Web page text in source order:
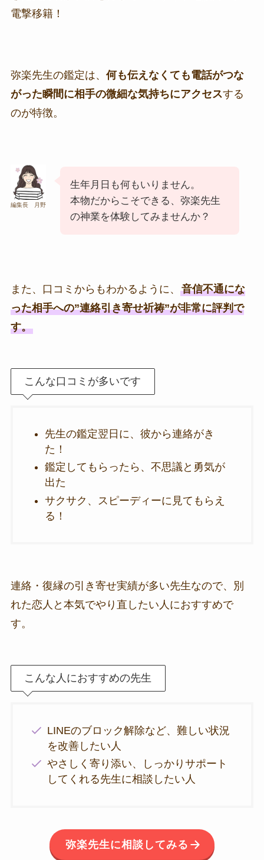
電撃移籍！
弥楽先生の鑑定は、 何も伝えなくても電話がつな
がった瞬間に相手の微細な気持ちにアクセスする
のが特徴。
編集長 月野
生年月日も何もいりません。
本物だからこそできる、弥楽先生
の神業を体験してみませんか？
また、口コミからもわかるように、 音信不通にな
った相手への”連絡引き寄せ祈祷”が非常に評判で
す。
こんな口コミが多いです
先生の鑑定翌日に、彼から連絡がき
た！
鑑定してもらったら、不思議と勇気が
出た
サクサク、スピーディーに見てもらえ
る！
連絡・復縁の引き寄せ実績が多い先生なので、別
れた恋人と本気でやり直したい人におすすめで
す。
こんな人におすすめの先生
LINEのブロック解除など、難しい状況
を改善したい人
やさしく寄り添い、しっかりサポート
してくれる先生に相談したい人
弥楽先生に相談してみる